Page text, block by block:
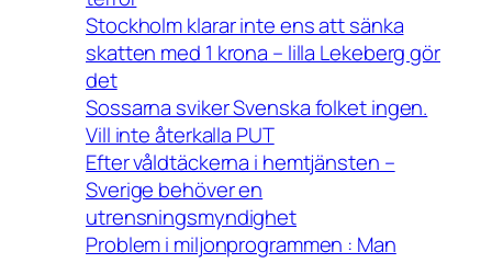
Stockholm klarar inte ens att sänka
skatten med 1 krona – lilla Lekeberg gör
det
Sossarna sviker Svenska folket ingen.
Vill inte återkalla PUT
Efter våldtäckerna i hemtjänsten –
Sverige behöver en
utrensningsmyndighet
Problem i miljonprogrammen : Man